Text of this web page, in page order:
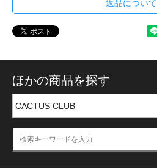
返品について
ほかの商品を探す